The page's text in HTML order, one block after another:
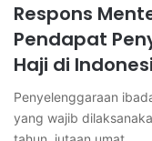
Respons
Pendapat
Haji di
Penyelenggaraan
yang wajib